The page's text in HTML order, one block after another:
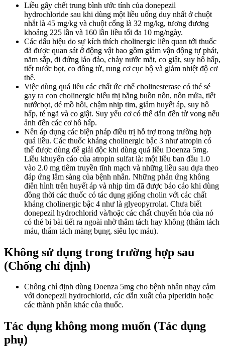
Liều gây chết trung bình ước tính của donepezil
hydrochloride sau khi dùng một liều uống duy nhất ở chuột
nhắt là 45 mg/kg và chuột cống là 32 mg/kg, tương đương
khoảng 225 lần và 160 lần liều tối đa 10 mg/ngày.
Các dấu hiệu do sự kích thích cholinergic liên quan tới thuốc
đã được quan sát ở động vật bao gồm giảm vận động tự phát,
năm sắp, đi đứng lảo đảo, chảy nước mắt, co giật, suy hô hấp,
tiết nước bọt, co đồng tử, rung cơ cục bộ và giảm nhiệt độ cơ
thê.
Việc dùng quá liều các chất ức chế cholinesterase có thé sé
gay ra con cholinergic biểu thị bằng buồn nôn, nôn mửa, tiết
nướcbọt, dé mồ hôi, chậm nhịp tim, giảm huyết áp, suy hô
hấp, té ngã và co giật. Suy yếu cơ có thế dẫn đến tử vong nếu
ảnh đến các cơ hô hấp.
Nên áp dụng các biện pháp điều trị hỗ trợ trong trường hợp
quá liều. Các thuốc kháng cholinergic bậc 3 như atropin có
thể được dùng để giải độc khi dùng quá liều Doenza 5mg.
Liều khuyến cáo của atropin sulfat là: một liều ban đầu 1.0
vào 2.0 mg tiêm truyền tĩnh mạch và những liều sau dựa theo
đáp ứng lâm sàng của bệnh nhân. Những phản ứng không
điên hình trên huyết áp và nhịp tìm đã được báo cáo khi dùng
đồng thời các thuốc có tác dụng giống cholin với các chất
kháng cholinergic bậc 4 như là glyeopyrrolat. Chưa biết
donepezil hydrochlorid và/hoặc các chất chuyển hóa của nó
có thé bi bài tiết ra ngoài nhờ thâm tách hay không (thâm tách
máu, thẩm tách màng bụng, siêu lọc máu).
Không sử dụng trong trường hợp sau
(Chống chỉ định)
Chống chỉ định dùng Doenza 5mg cho bệnh nhân nhạy cảm
với donepezil hydrochlorid, các dẫn xuất của piperidin hoặc
các thành phần khác của thuốc.
Tác dụng không mong muốn (Tác dụng
phụ)